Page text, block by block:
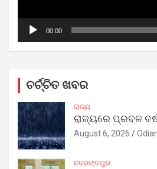
00:00
ଚର୍ଚ୍ଚିତ ଖବର
ରାଜ୍ୟ
ରାଜ୍ୟରେ ପ୍ରବଳ
August 6, 2026
ନବରଙ୍ଗପୁର